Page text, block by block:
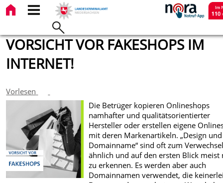
VORSICHT VOR FAKESHOPS IM
INTERNET!
Vorlesen
Die Betrüger kopieren Onlineshops
namhafter und qualitätsorientierter
Hersteller oder erstellen eigene
mit deren Markenartikeln. „Design und
Domainname“ sind oft zum
ähnlich und auf den ersten Blick meist
zu erkennen. Es werden aber auch
Domainnamen verwendet, die